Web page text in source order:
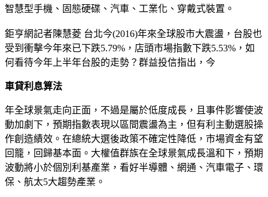
智慧型手機、固態硬碟、汽車、工業化、穿戴式裝置。
鉅亨網記者陳慧菱 台北今(2016)年來全球股市大震盪，台股也
受到衝擊今年來已下跌5.79%，店頭市場指數下跌5.53%，如
何看待今年上半年台股的走勢？群益投信指出，今
車貸利息算法
年全球景氣走向正面，不過是屬於低度成長，且事件影響使波
動加劇下，預期指數表現以區間震盪為主，但有利主動選股操
作創造績效。在總統大選後政策不確定性降低，市場資金有望
回籠，回歸基本面。大權值群族在全球景氣成長溫和下，預期
波動將小於個別利基產業，看好半導體、網通、汽車電子、環
保、航太5大趨勢產業。